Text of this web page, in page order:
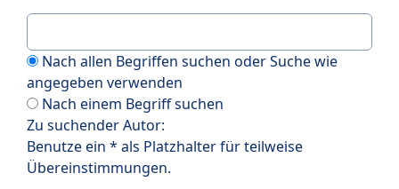
Nach allen Begriffen suchen oder Suche wie
angegeben verwenden
Nach einem Begriff suchen
Zu suchender Autor:
Benutze ein * als Platzhalter für teilweise
Übereinstimmungen.